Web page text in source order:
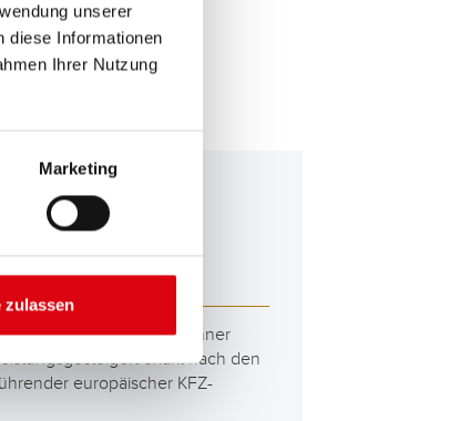
unserer
diese Informationen
Ihrer Nutzung
Marketing
zulassen
Bull AGM
01
leistungsfähigsten Banner
exakt nach den
europäischer KFZ-